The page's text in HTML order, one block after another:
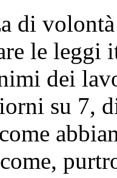
di
le leggi
dei
su 7,